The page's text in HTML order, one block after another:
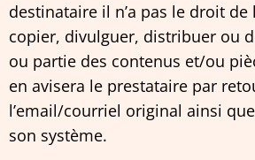
destinataire il n’a pas le droit
copier, divulguer, distribuer ou
ou partie des contenus et/ou
en avisera le prestataire par
l’email/courriel original ainsi
son système.